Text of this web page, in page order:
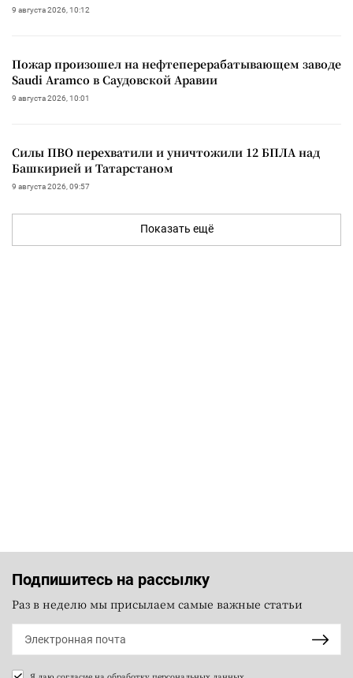
9 августа 2026, 10:12
Пожар произошел на нефтеперерабатывающем заводе
Saudi Aramco в Саудовской Аравии
9 августа 2026, 10:01
Силы ПВО перехватили и уничтожили 12 БПЛА над
Башкирией и Татарстаном
9 августа 2026, 09:57
Показать ещё
Подпишитесь на рассылку
Раз в неделю мы присылаем самые важные статьи